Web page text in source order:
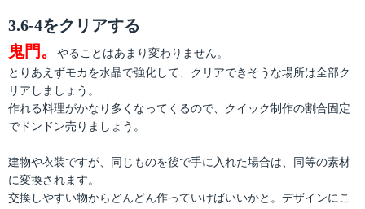
3.6-4をクリアする
鬼門。
やることはあまり変わりません。
とりあえずモカを水晶で強化して、クリアできそうな場所は全部ク
リアしましょう。
作れる料理がかなり多くなってくるので、クイック制作の割合固定
でドンドン売りましょう。
建物や衣装ですが、同じものを後で手に入れた場合は、同等の素材
に変換されます。
交換しやすい物からどんどん作っていけばいいかと。デザインにこ